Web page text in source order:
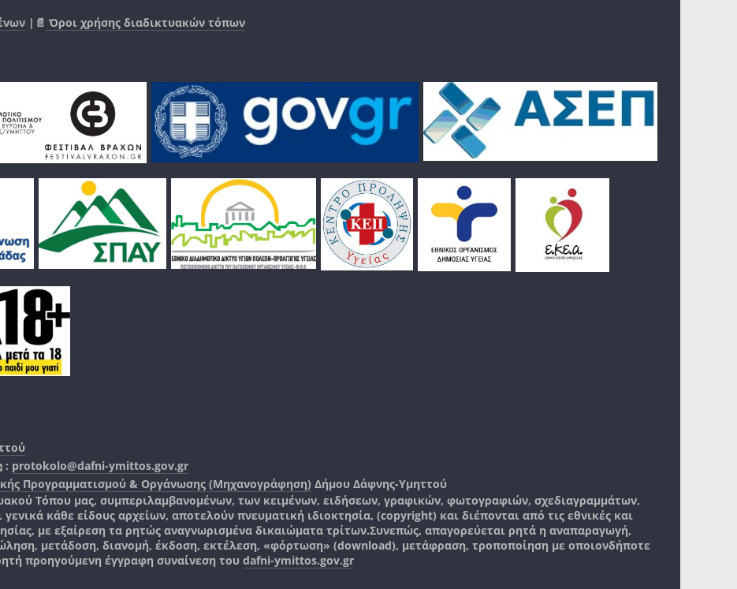
|📄 Όροι χρήσης διαδικτυακών τόπων
: protokolo@dafni-ymittos.gov.gr
Προγραμματισμού & Οργάνωσης (Μηχανογράφηση) Δήμου Δάφνης-Υμηττού
Τόπου μας, συμπεριλαμβανομένων, των κειμένων, ειδήσεων, γραφικών, φωτογραφιών, σχεδιαγραμμάτων,
κάθε είδους αρχείων, αποτελούν πνευματική ιδιοκτησία, (copyright) και διέπονται από τις εθνικές και
με εξαίρεση τα ρητώς αναγνωρισμένα δικαιώματα τρίτων.Συνεπώς, απαγορεύεται ρητά η αναπαραγωγή,
μετάδοση, διανομή, έκδοση, εκτέλεση, «φόρτωση» (download), μετάφραση, τροποποίηση με οποιονδήποτε
προηγούμενη έγγραφη συναίνεση του dafni-ymittos.gov.gr